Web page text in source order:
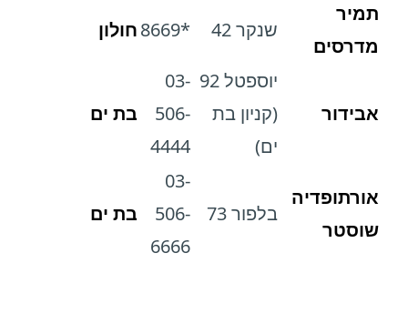
תמיר
מדרסים
שנקר 42 *8669 חולון
אבידור
יוספטל 92
(קניון בת
ים)
03-
506-
4444
בת ים
אורתופדיה
שוסטר
בלפור 73
03-
506-
6666
בת ים